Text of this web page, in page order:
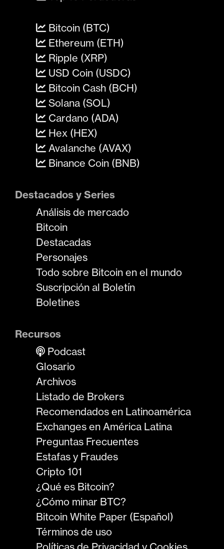
Bitcoin (BTC)
Ethereum (ETH)
Ripple (XRP)
USD Coin (USDC)
Bitcoin Cash (BCH)
Solana (SOL)
Cardano (ADA)
Hex (HEX)
Avalanche (AVAX)
Binance Coin (BNB)
Destacados y Series
Análisis de mercado
Bitcoin
Destacadas
Personajes
Todo sobre Bitcoin en el mundo
Suscripción al Boletín
Boletines
Recursos
Podcast
Glosario
Archivos
Listado de Brokers
Recomendados en Latinoamérica
Exchanges en América Latina
Preguntas Frecuentes
Estafas y Fraudes
Cripto 101
¿Qué es Bitcoin?
¿Cómo minar BTC?
Bitcoin White Paper (Español)
Términos de uso
Políticas de Privacidad y Cookies